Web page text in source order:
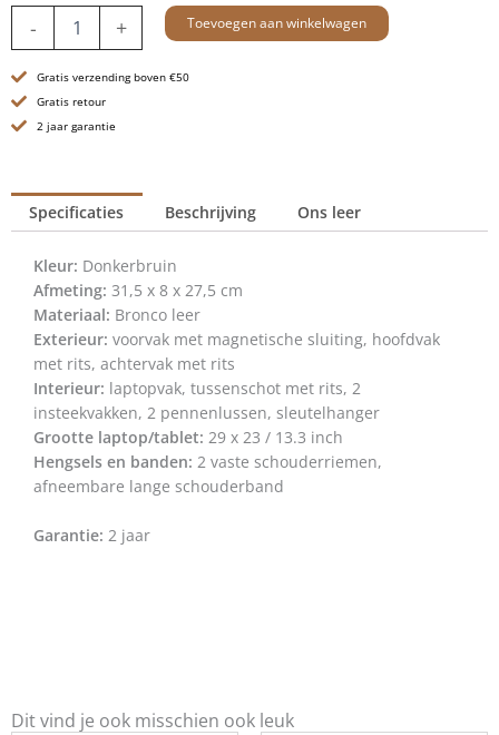
-
Shopper
13.3
inch
-
Donkerbruin
aantal
+ Toevoegen aan winkelwagen
Gratis verzending boven €50
Gratis retour
2 jaar garantie
Specificaties Beschrijving Ons leer
Kleur: Donkerbruin
Afmeting: 31,5 x 8 x 27,5 cm
Materiaal: Bronco leer
Exterieur: voorvak met magnetische sluiting, hoofdvak
met rits, achtervak met rits
Interieur: laptopvak, tussenschot met rits, 2
insteekvakken, 2 pennenlussen, sleutelhanger
Grootte laptop/tablet: 29 x 23 / 13.3 inch
Hengsels en banden: 2 vaste schouderriemen,
afneembare lange schouderband
Garantie: 2 jaar
Dit vind je ook misschien ook leuk